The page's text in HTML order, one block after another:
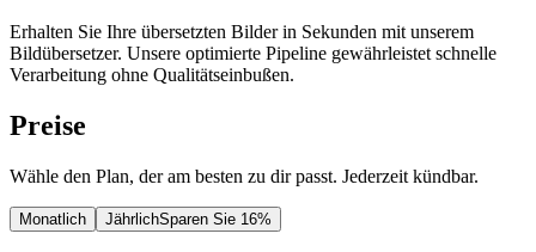
Erhalten Sie Ihre übersetzten Bilder in Sekunden mit unserem
Bildübersetzer. Unsere optimierte Pipeline gewährleistet schnelle
Verarbeitung ohne Qualitätseinbußen.
Preise
Wähle den Plan, der am besten zu dir passt. Jederzeit kündbar.
Monatlich JährlichSparen Sie 16%